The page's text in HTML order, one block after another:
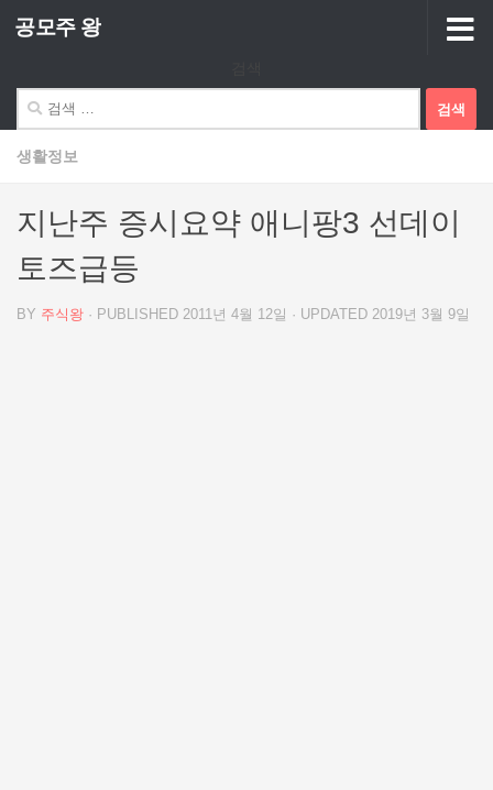
Skip to content
공모주 왕
색:
생활정보
지난주 증시요약 애니팡3 선데이
토즈급등
BY 주식왕 · PUBLISHED 2011년 4월 12일 · UPDATED 2019년 3월 9일